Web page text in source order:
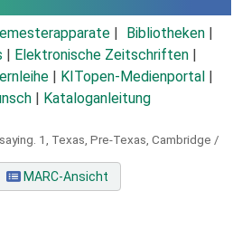
Bibliotheken
Elektronische Zeitschriften
KITopen-Medienportal
Kataloganleitung
1, Texas, Pre-Texas, Cambridge /
MARC-Ansicht